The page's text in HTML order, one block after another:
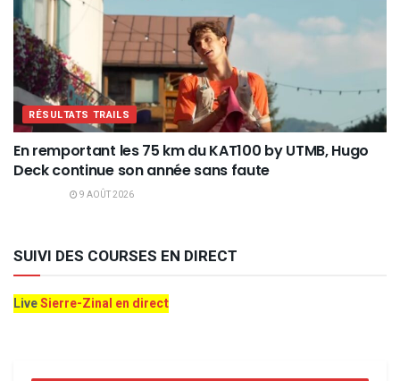
RÉSULTATS TRAILS
En remportant les 75 km du KAT100 by UTMB, Hugo
Deck continue son année sans faute
9 AOÛT 2026
SUIVI DES COURSES EN DIRECT
LiveSierre-Zinal en direct